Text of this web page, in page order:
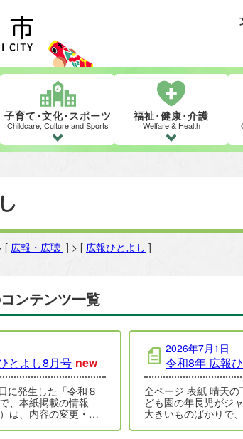
子育て･文化･スポーツ
Childcare, Culture and Sports
福祉･健康･介護
Welfare & Health
[ 広報・広聴 ] > [ 広報ひとよし ]
ンテンツ一覧
とよし8月号 new
に発生した「令和８
、本紙掲載の情報
は、内容の変更・中
2026年7月1日
令和8年 広報
全ページ 表紙 晴天の下、林保育園と中原こ
ども園の年長児がジ
大きいものばかりで